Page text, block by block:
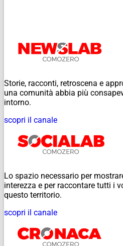
Storie, racconti, retroscena e
una comunità abbia più
intorno.
scopri il canale
Lo spazio necessario per
interezza e per raccontare tutti i
questo territorio.
scopri il canale